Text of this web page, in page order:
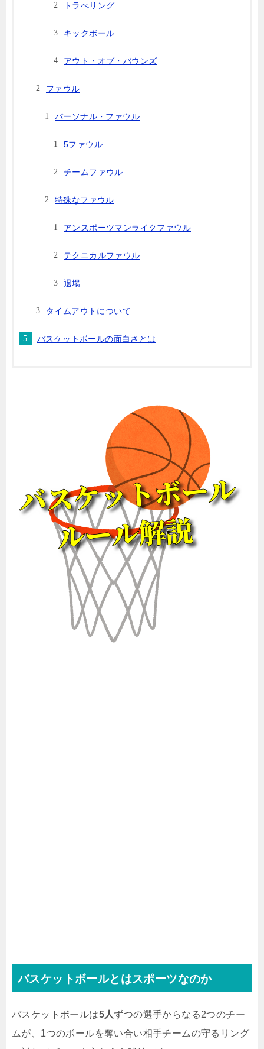
トラべリング
キックボール
アウト・オブ・バウンズ
ファウル
パーソナル・ファウル
5ファウル
チームファウル
特殊なファウル
アンスポーツマンライクファウル
テクニカルファウル
退場
タイムアウトについて
バスケットボールの面白さとは
バスケットボールとはスポーツなのか
バスケットボールは5人ずつの選手からなる2つのチー
ムが、1つのボールを奪い合い相手チームの守るリング